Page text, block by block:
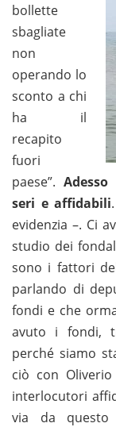
bollette
sbagliate
non
operando lo
sconto a chi
ha il
recapito
fuori
paese”.
seri e affidabili
evidenzia –. Ci
studio dei
sono i fattori
parlando di
fondi e che
avuto i fondi,
perché siamo
ciò con
interlocutori
via da questo